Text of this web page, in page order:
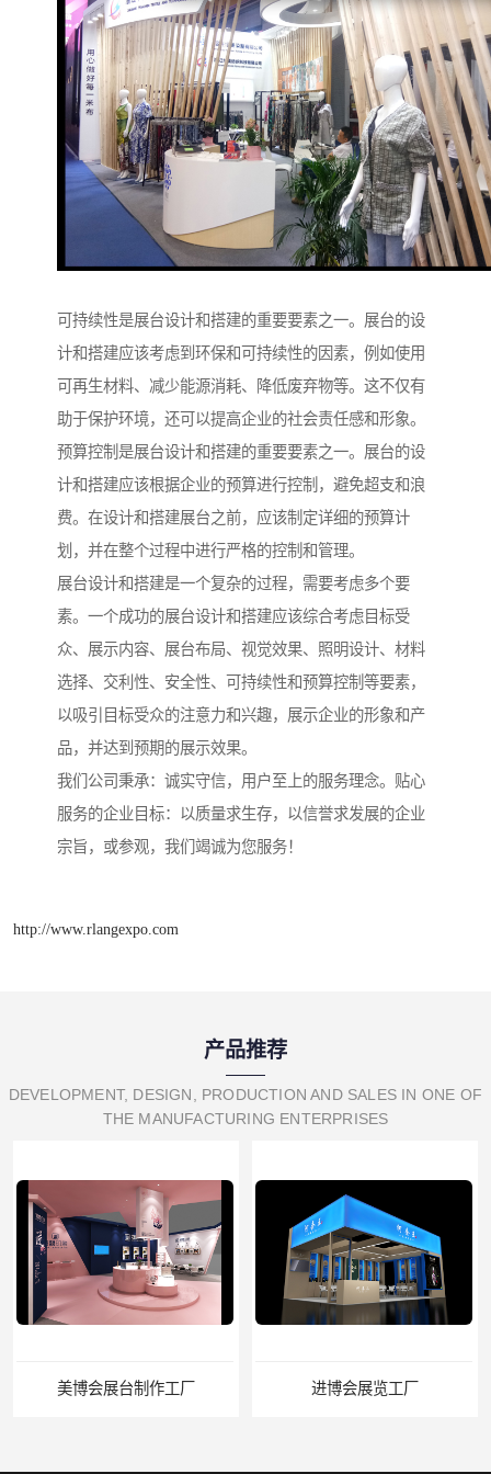
可持续性是展台设计和搭建的重要要素之一。展台的设
计和搭建应该考虑到环保和可持续性的因素，例如使用
可再生材料、减少能源消耗、降低废弃物等。这不仅有
助于保护环境，还可以提高企业的社会责任感和形象。
预算控制是展台设计和搭建的重要要素之一。展台的设
计和搭建应该根据企业的预算进行控制，避免超支和浪
费。在设计和搭建展台之前，应该制定详细的预算计
划，并在整个过程中进行严格的控制和管理。
展台设计和搭建是一个复杂的过程，需要考虑多个要
素。一个成功的展台设计和搭建应该综合考虑目标受
众、展示内容、展台布局、视觉效果、照明设计、材料
选择、交利性、安全性、可持续性和预算控制等要素，
以吸引目标受众的注意力和兴趣，展示企业的形象和产
品，并达到预期的展示效果。
我们公司秉承：诚实守信，用户至上的服务理念。贴心
服务的企业目标：以质量求生存，以信誉求发展的企业
宗旨，或参观，我们竭诚为您服务！
http://www.rlangexpo.com
产品推荐
DEVELOPMENT, DESIGN, PRODUCTION AND SALES IN ONE OF
THE MANUFACTURING ENTERPRISES
美博会展台制作工厂 进博会展览工厂